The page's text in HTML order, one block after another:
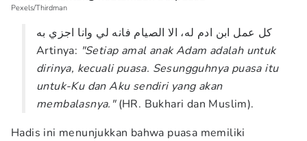
Pexels/Thirdman
كل عمل ابن ادم له، الا الصيام فانه لي وانا اجزي به
Artinya: "Setiap amal anak Adam adalah untuk
dirinya, kecuali puasa. Sesungguhnya puasa itu
untuk-Ku dan Aku sendiri yang akan
membalasnya."(HR. Bukhari dan Muslim).
Hadis ini menunjukkan bahwa puasa memiliki